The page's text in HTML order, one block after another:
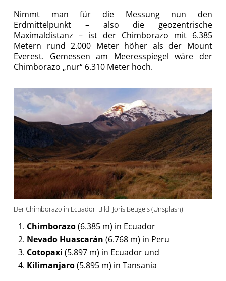
Nimmt man für die Messung nun den
Erdmittelpunkt – also die geozentrische
Maximaldistanz – ist der Chimborazo mit 6.385
Metern rund 2.000 Meter höher als der Mount
Everest. Gemessen am Meeresspiegel wäre der
Chimborazo „nur“ 6.310 Meter hoch.
Der Chimborazo in Ecuador. Bild: Joris Beugels (Unsplash)
Chimborazo(6.385 m) in Ecuador
Nevado Huascarán (6.768 m) in Peru
Cotopaxi (5.897 m) in Ecuador und
Kilimanjaro(5.895 m) in Tansania